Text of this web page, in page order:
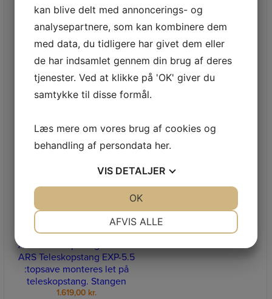
NETPRISARS CAM-24PRO
HÅNDSAV
ARS CAM-24PRO ARS
CAM-24PRO:
ARS knivtandssave er
fremstillet til beskæring af
træer og buske. Desi
Læs mere
NETPRIS
TELESKOPSTANG U/ SAV
ARS Teleskopstang EXP-5.5
ARS Teleskopstang EXP-5.5
:topsave monteres let på
teleskopstang. Stangen
1.619,00 kr.
kan blive delt med annoncerings- og
analysepartnere, som kan kombinere dem
med data, du tidligere har givet dem eller
de har indsamlet gennem din brug af deres
tjenester. Ved at klikke på 'OK' giver du
samtykke til disse formål.
Læs mere om vores brug af cookies og
behandling af persondata her.
VIS DETALJER
MARKETING
AFVIS ALLE
OK